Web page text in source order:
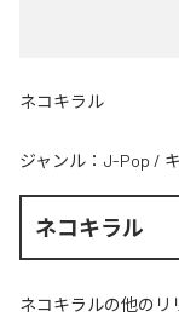
ネコキラル
ジャンル： J-Pop /
ネコキラル
ネコキラルの他のリ